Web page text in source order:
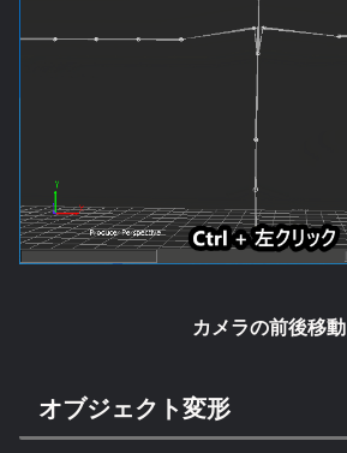
カメラの前後移動
オブジェクト変形